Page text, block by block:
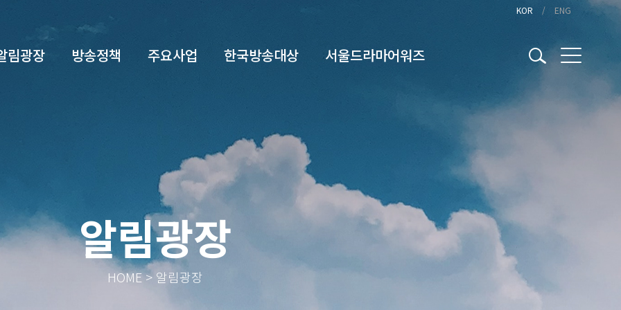
KOR ENG
림광장 방송정책 주요사업 한국방송대상 서울드라마어워즈
알림광장
HOME > 알림광장